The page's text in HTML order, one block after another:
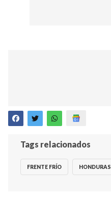
Tags relacionados
FRENTE FRÍO HONDURAS